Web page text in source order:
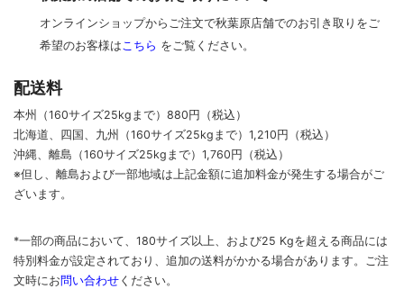
オンラインショップからご注文で秋葉原店舗でのお引き取りをご
希望のお客様はこちら をご覧ください。
配送料
本州（160サイズ25kgまで）880円（税込）
北海道、四国、九州
（160サイズ25kgまで） 1,210円（税込）
沖縄、離島 （160サイズ25kgまで） 1,760円（税込）
※但し、離島および一部地域は上記金額に追加料金が発生する場合がご
ざいます。
*一部の商品において、180サイズ以上、および25 Kgを超える商品には
特別料金が設定されており、追加の送料がかかる場合があります。 ご注
文時にお問い合わせ ください。